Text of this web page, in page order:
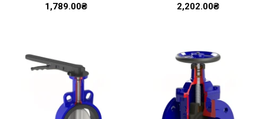
1,789.00₴ 2,202.00₴